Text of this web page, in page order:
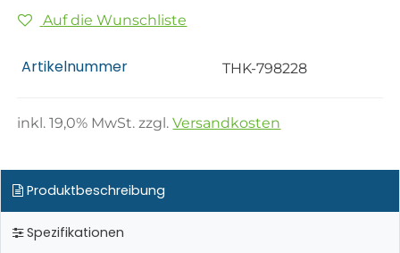
Auf die Wunschliste
Artikelnummer THK-798228
inkl.19,0% MwSt. zzgl.Versandkosten
Produktbeschreibung
Spezifikationen